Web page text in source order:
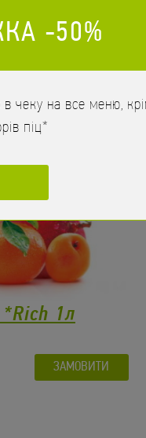
ЗАМОВИТИ
1л
ЗАМОВИТИ
-50%
чеку на все меню,
піц*